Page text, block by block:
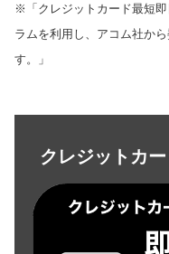
※「クレジットカード最短
ラムを利用し、アコム社か
す。」
クレジットカ